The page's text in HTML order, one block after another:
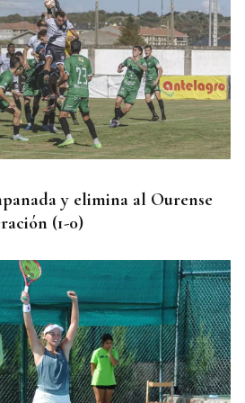
y elimina al Ourense
(1-0)